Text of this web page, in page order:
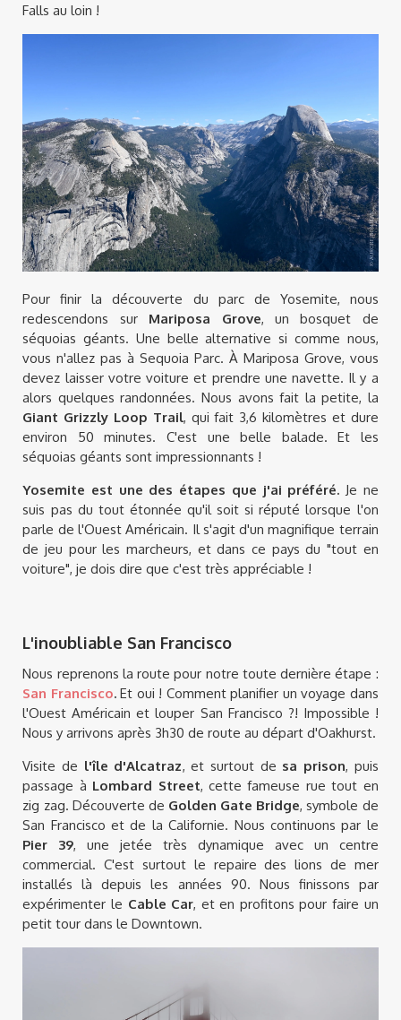
Falls au loin !
Pour finir la découverte du parc de Yosemite, nous
redescendons sur Mariposa Grove, un bosquet de
séquoias géants. Une belle alternative si comme nous,
vous n'allez pas à Sequoia Parc. À Mariposa Grove, vous
devez laisser votre voiture et prendre une navette. Il y a
alors quelques randonnées. Nous avons fait la petite, la
Giant Grizzly Loop Trail, qui fait 3,6 kilomètres et dure
environ 50 minutes. C'est une belle balade. Et les
séquoias géants sont impressionnants !
Yosemite est une des étapes que j'ai préféré. Je ne
suis pas du tout étonnée qu'il soit si réputé lorsque l'on
parle de l'Ouest Américain. Il s'agit d'un magnifique terrain
de jeu pour les marcheurs, et dans ce pays du "tout en
voiture", je dois dire que c'est très appréciable !
L'inoubliable San Francisco
Nous reprenons la route pour notre toute dernière étape :
San Francisco.Et oui ! Comment planifier un voyage dans
l'Ouest Américain et louper San Francisco ?! Impossible !
Nous y arrivons après 3h30 de route au départ d'Oakhurst.
Visite de l'île d'Alcatraz, et surtout de sa prison, puis
passage à Lombard Street, cette fameuse rue tout en
zig zag. Découverte de Golden Gate Bridge, symbole de
San Francisco et de la Californie. Nous continuons par le
Pier 39, une jetée très dynamique avec un centre
commercial. C'est surtout le repaire des lions de mer
installés là depuis les années 90. Nous finissons par
expérimenter le Cable Car, et en profitons pour faire un
petit tour dans le Downtown.